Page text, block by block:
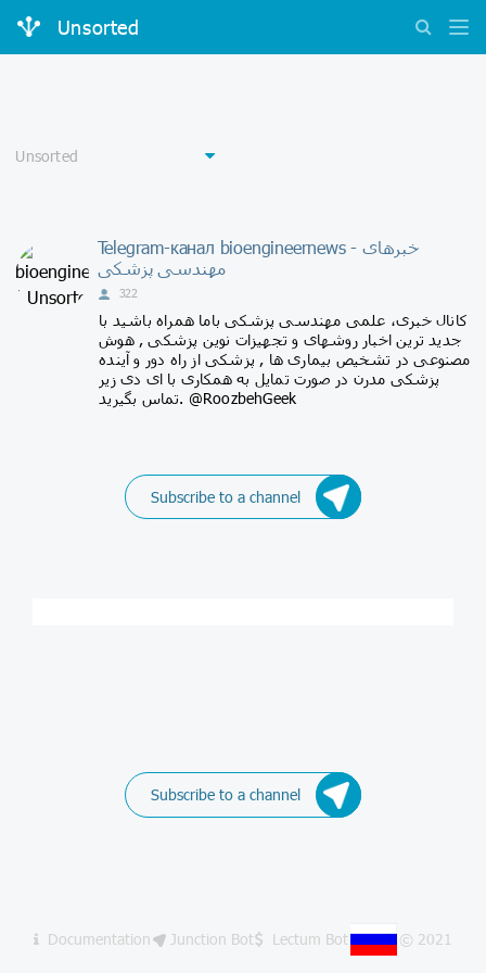
Unsorted
Telegram-канал bioengineernews - خبرهای
مهندسی پزشکی
322
کانال خبری، علمی مهندسی پزشکی باما همراه باشید با
جدید ترین اخبار روشهای و تجهیزات نوین پزشکی , هوش
مصنوعی در تشخیص بیماری ها , پزشکی از راه دور و آینده
پزشکی مدرن در صورت تمایل به همکاری با ای دی زیر
تماس بگیرید. @RoozbehGeek
Subscribe to a channel
Subscribe to a channel
Documentation Junction Bot Lectum Bot © 2021